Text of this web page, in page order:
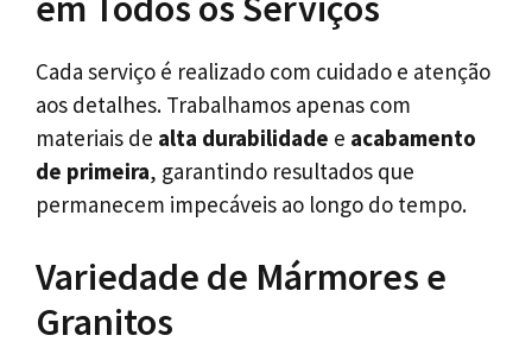
Cada serviço é realizado com cuidado e atenção
aos detalhes. Trabalhamos apenas com
materiais de alta durabilidade e acabamento
de primeira, garantindo resultados que
permanecem impecáveis ao longo do tempo.
Variedade de Mármores e
Granitos